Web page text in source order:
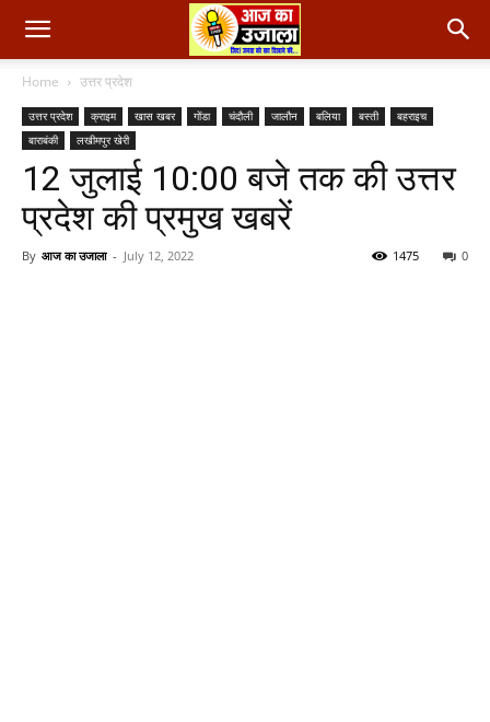
Home उत्तर प्रदेश
उत्तर प्रदेश क्राइम खास खबर गोंडा चंदौली जालौन बलिया बस्ती
बहराइच
बाराबंकी
लखीमपुर खेरी
12 जुलाई 10:00 बजे तक की उत्तर
प्रदेश की प्रमुख खबरें
By आज का उजाला - July 12, 2022 0
1475